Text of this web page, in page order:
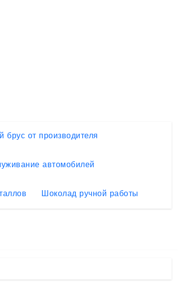
брус от производителя
автомобилей
Шоколад ручной работы